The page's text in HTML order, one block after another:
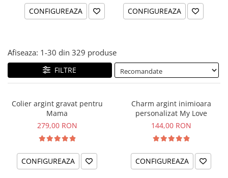
CONFIGUREAZA CONFIGUREAZA
Afiseaza: 1-30 din 329 produse
FILTRE
Colier argint gravat pentru
Mama
279,00 RON
CONFIGUREAZA
Charm argint inimioara
personalizat My Love
144,00 RON
CONFIGUREAZA